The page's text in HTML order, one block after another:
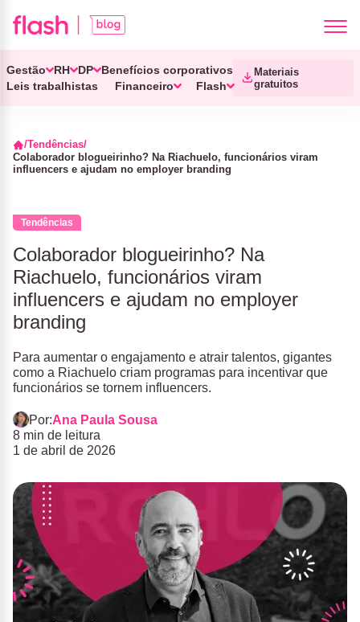
Gestão RH DP
Benefícios corporativos
Leis trabalhistas
Financeiro Flash
Materiais
gratuitos
Tendências
Colaborador blogueirinho? Na Riachuelo, funcionários viram
influencers e ajudam no employer branding
Tendências
Colaborador blogueirinho? Na
Riachuelo, funcionários viram
influencers e ajudam no employer
branding
Para aumentar o engajamento e atrair talentos, gigantes
como a Riachuelo criam programas para incentivar que
funcionários se tornem influencers.
Por:Ana Paula Sousa
8 min de leitura
1 de abril de 2026